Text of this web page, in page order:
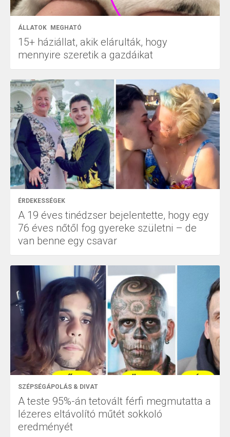
ÁLLATOK MEGHATÓ
15+ háziállat, akik elárulták, hogy
mennyire szeretik a gazdáikat
ÉRDEKESSÉGEK
A 19 éves tinédzser bejelentette, hogy egy
76 éves nőtől fog gyereke születni – de
van benne egy csavar
SZÉPSÉGÁPOLÁS & DIVAT
A teste 95%-án tetovált férfi megmutatta a
lézeres eltávolító műtét sokkoló
eredményét